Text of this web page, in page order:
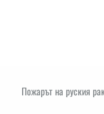
Пожарът на руския